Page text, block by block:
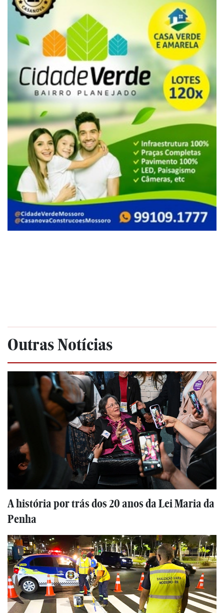
Outras Notícias
A história por trás dos 20 anos da Lei Maria da
Penha